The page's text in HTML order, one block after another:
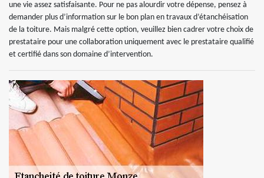
une vie assez satisfaisante. Pour ne pas alourdir votre dépense, pensez à
demander plus d’information sur le bon plan en travaux d’étanchéisation
de la toiture. Mais malgré cette option, veuillez bien cadrer votre choix de
prestataire pour une collaboration uniquement avec le prestataire qualifié
et certifié dans son domaine d’intervention.